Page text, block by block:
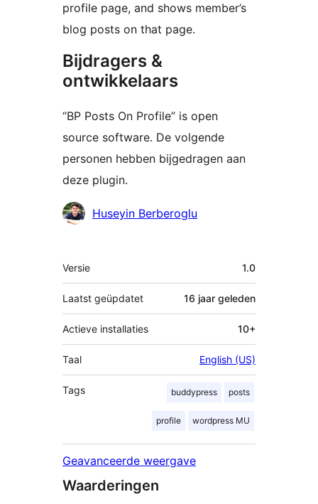
profile page, and shows member’s
blog posts on that page.
Bijdragers &
ontwikkelaars
“BP Posts On Profile” is open
source software. De volgende
personen hebben bijgedragen aan
deze plugin.
BijdragersHuseyin Berberoglu
Meta
Versie 1.0
Laatst geüpdatet 16 jaar geleden
Actieve installaties 10+
Taal English (US)
Tags buddypress posts
profile wordpress MU
Geavanceerde weergave
Waarderingen